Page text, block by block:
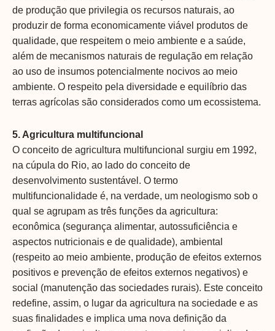
de produção que privilegia os recursos naturais, ao
produzir de forma economicamente viável produtos de
qualidade, que respeitem o meio ambiente e a saúde,
além de mecanismos naturais de regulação em relação
ao uso de insumos potencialmente nocivos ao meio
ambiente. O respeito pela diversidade e equilíbrio das
terras agrícolas são considerados como um ecossistema.
5. Agricultura multifuncional
O conceito de agricultura multifuncional surgiu em 1992,
na cúpula do Rio, ao lado do conceito de
desenvolvimento sustentável. O termo
multifuncionalidade é, na verdade, um neologismo sob o
qual se agrupam as três funções da agricultura:
econômica (segurança alimentar, autossuficiência e
aspectos nutricionais e de qualidade), ambiental
(respeito ao meio ambiente, produção de efeitos externos
positivos e prevenção de efeitos externos negativos) e
social (manutenção das sociedades rurais). Este conceito
redefine, assim, o lugar da agricultura na sociedade e as
suas finalidades e implica uma nova definição da